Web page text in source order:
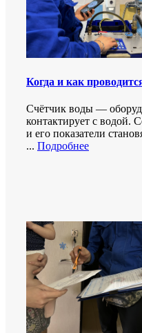
Когда и как
Счётчик воды —
контактирует с водой.
и его показатели
... Подробнее